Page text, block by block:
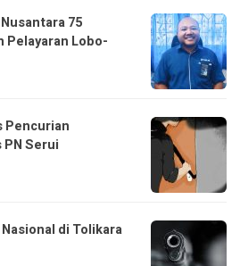
75
Pelayaran Lobo-
Pencurian
Serui
di Tolikara